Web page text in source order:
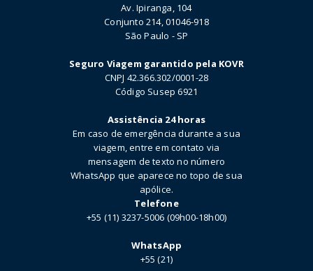
Av. Ipiranga, 104
Conjunto 214, 01046-918
São Paulo - SP
Seguro Viagem garantido pela KOVR
CNPJ 42.366.302/0001-28
Código Susep 6921
Assistência 24 horas
Em caso de emergência durante a sua
viagem, entre em contato via
mensagem de texto no número
WhatsApp que aparece no topo de sua
apólice.
Telefone
+55 (11) 3237-5006 (09h00-18h00)
WhatsApp
+55 (21)